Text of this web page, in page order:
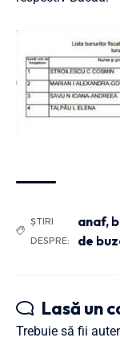
ȘTIRI
DESPRE:
anaf,
de
Lasă un
Trebuie să fii